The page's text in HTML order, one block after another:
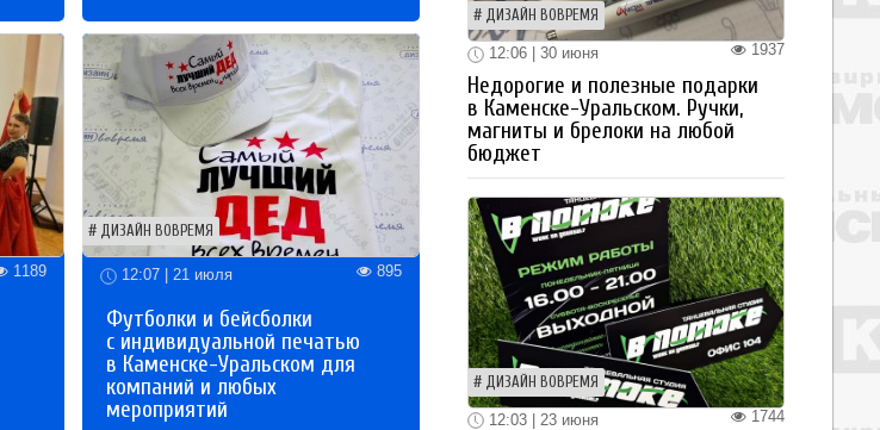
1189
ДИЗАЙН ВОВРЕМЯ
12:07 | 21 июля 895
Футболки и бейсболки
с индивидуальной печатью
в Каменске-Уральском для
компаний и любых
мероприятий
ДИЗАЙН ВОВРЕМЯ
1937
12:06 | 30 июня
Недорогие и полезные подарки
в Каменске-Уральском. Ручки,
магниты и брелоки на любой
бюджет
ДИЗАЙН ВОВРЕМЯ
1744
12:03 | 23 июня